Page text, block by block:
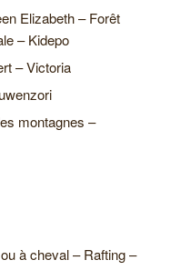
Elizabeth – Forêt
– Kidepo
– Victoria
montagnes –
à cheval – Rafting –